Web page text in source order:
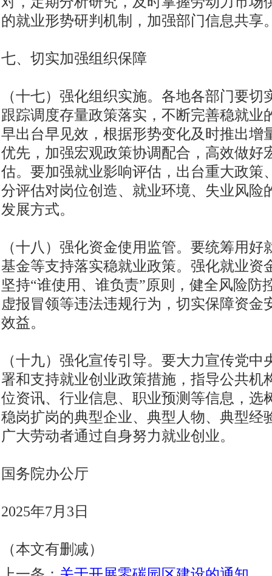
的就业形势研判机制，加强部门信息共享
七、切实加强组织保障
（十七）强化组织实施。各地各部门要
跟踪调度存量政策落实，不断完善稳就业
早出台早见效，根据形势变化及时推出增
优先，加强宏观政策协调配合，高效做好
估。要加强就业影响评估，出台重大政策
分评估对岗位创造、就业环境、失业风险
发展方式。
（十八）强化资金使用监管。要统筹用
基金等支持落实稳就业政策。强化就业资
坚持“谁使用、谁负责”原则，健全风险防
虚报冒领等违法违规行为，切实保障资金
效益。
（十九）强化宣传引导。要大力宣传党
署和支持就业创业政策措施，指导公共机
位资讯、行业信息、职业预测等信息，选
稳岗扩岗的典型企业、典型人物、典型经
广大劳动者通过自身努力就业创业。
国务院办公厅
2025年7月3日
（本文有删减）